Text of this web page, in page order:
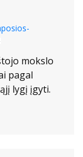
mokslo
pagal
lygį įgyti.